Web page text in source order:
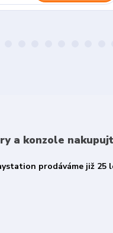
a konzole
prodáváme již 25